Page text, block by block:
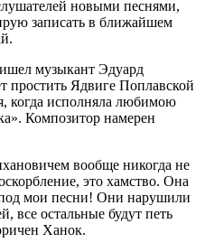
новыми песнями,
записать в ближайшем
музыкант Эдуард
Ядвиге Поплавской
когда исполняла любимою
Композитор намерен
вообще никогда не
это хамство. Она
мои песни! Они нарушили
все остальные будут петь
Ханок.